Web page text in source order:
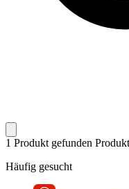
1 Produkt gefunden
Häufig gesucht